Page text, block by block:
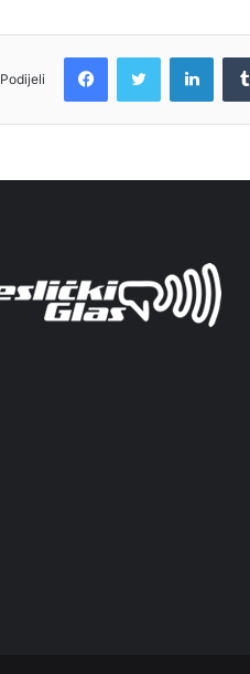
Podijeli
FacebookTwitter